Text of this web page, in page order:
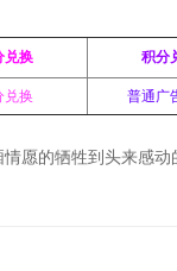
兑换 积分
兑换 普通广
愿的牺牲到头来感动